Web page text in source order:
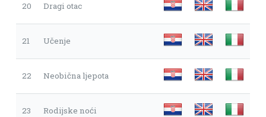
20 Dragi otac
21 Učenje
22 Neobična ljepota
23 Rodijske noći